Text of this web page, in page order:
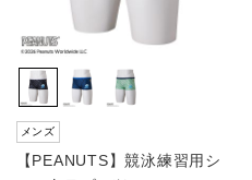
メンズ
【PEANUTS】競泳練習用シ